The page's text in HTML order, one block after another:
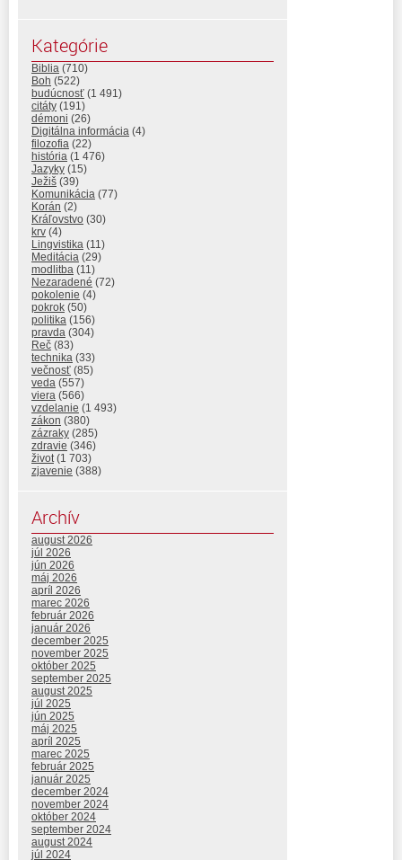
Kategórie
Biblia (710)
Boh (522)
budúcnosť (1 491)
citáty (191)
démoni (26)
Digitálna informácia (4)
filozofia (22)
história (1 476)
Jazyky (15)
Ježiš (39)
Komunikácia (77)
Korán (2)
Kráľovstvo (30)
krv (4)
Lingvistika (11)
Meditácia (29)
modlitba (11)
Nezaradené (72)
pokolenie (4)
pokrok (50)
politika (156)
pravda (304)
Reč (83)
technika (33)
večnosť (85)
veda (557)
viera (566)
vzdelanie (1 493)
zákon (380)
zázraky (285)
zdravie (346)
život (1 703)
zjavenie (388)
Archív
august 2026
júl 2026
jún 2026
máj 2026
apríl 2026
marec 2026
február 2026
január 2026
december 2025
november 2025
október 2025
september 2025
august 2025
júl 2025
jún 2025
máj 2025
apríl 2025
marec 2025
február 2025
január 2025
december 2024
november 2024
október 2024
september 2024
august 2024
júl 2024